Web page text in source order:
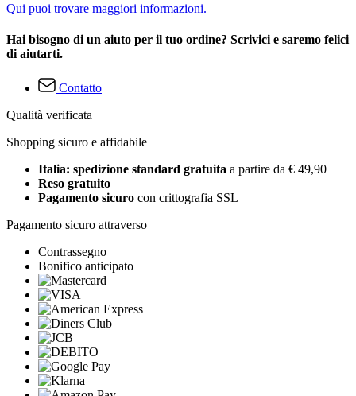
Qui puoi trovare maggiori informazioni.
Hai bisogno di un aiuto per il tuo ordine? Scrivici e saremo felici
di aiutarti.
Contatto
Qualità verificata
Shopping sicuro e affidabile
Italia: spedizione standard gratuita a partire da € 49,90
Reso gratuito
Pagamento sicuro con crittografia SSL
Pagamento sicuro attraverso
Contrassegno
Bonifico anticipato